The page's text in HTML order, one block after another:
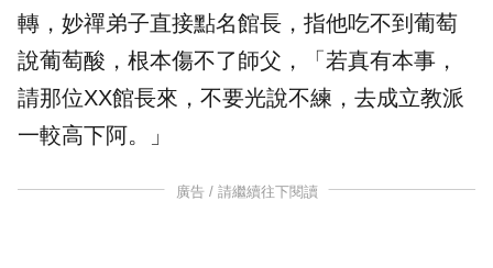
轉，妙禪弟子直接點名館長，指他吃不到葡萄
說葡萄酸，根本傷不了師父，「若真有本事，
請那位XX館長來，不要光說不練，去成立教派
一較高下阿。」
廣告 / 請繼續往下閱讀